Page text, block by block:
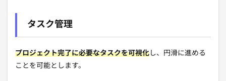
タスク管理
プロジェクト完了に必要なタスクを可視化 し、円滑に進める
ことを可能とします。